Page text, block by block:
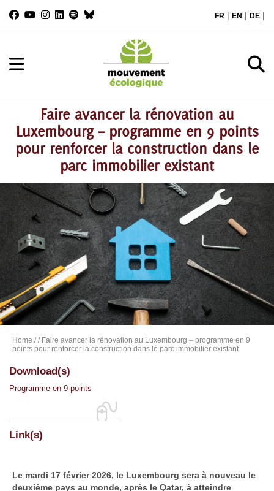
FR | EN | DE |
Faire avancer la rénovation au
Luxembourg – programme en 9 points
pour renforcer la construction dans le
parc immobilier existant
Home // Faire avancer la rénovation au Luxembourg – programme en 9
points pour renforcer la construction dans le parc immobilier existant
Download(s)
Programme en 9 points
Link(s)
Le mardi 17 février 2026, le Luxembourg sera à nouveau le
deuxième pays au monde, après le Qatar, à atteindre